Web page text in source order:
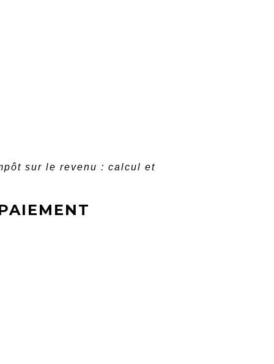
sur le revenu : calcul et